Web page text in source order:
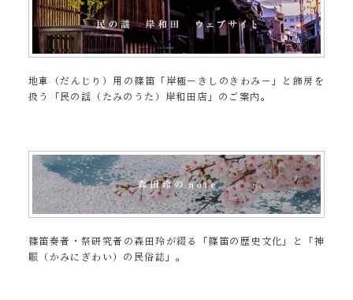
地車（だんじり）用の篠笛「岸極－きしのきわみ－」と飾房を
扱う「民の謡（たみのうた）岸和田店」のご案内。
篠笛奏者・祭研究者の森田玲が綴る「篠笛の歴史文化」と「神
賑（かみにぎわい）の民俗誌」。